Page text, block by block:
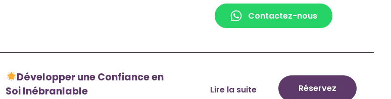
Contactez-nous
Développer une Confiance en
Soi Inébranlable
Lire la suite Réservez